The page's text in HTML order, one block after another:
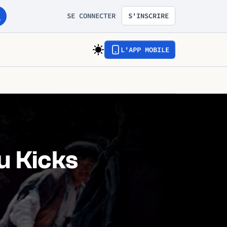
SE CONNECTER S'INSCRIRE
L'APP MOBILE
Kicks